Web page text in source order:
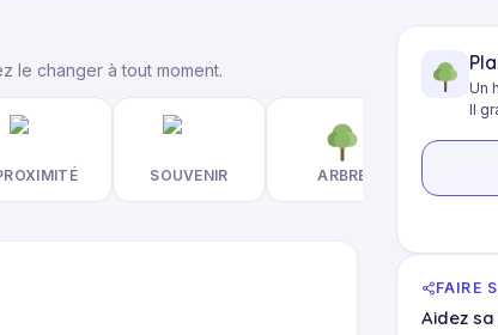
le changer à tout moment.
SOUVENIR ARBRE
Un
Il
FAIRE
Aidez